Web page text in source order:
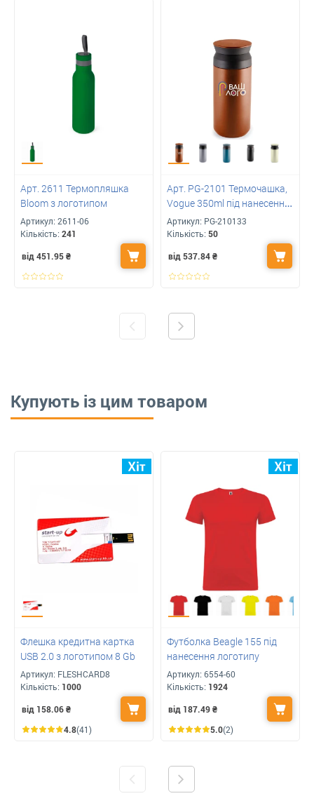
Арт. 2611 Термопляшка
Bloom з логотипом
Артикул: 2611-06
Кількість: 241
від 451.95₴
Арт. PG-2101 Термочашка,
Vogue 350ml під нанесення
вашого логотипу
Артикул: PG-210133
Кількість: 50
від 537.84₴
Купують із цим товаром
Флешка кредитна картка
USB 2.0 з логотипом 8 Gb
Артикул: FLESHCARD8
Кількість: 1000
від 158.06₴
4.8(41)
Футболка Beagle 155 під
нанесення логотипу
Артикул: 6554-60
Кількість: 1924
від 187.49₴
5.0(2)